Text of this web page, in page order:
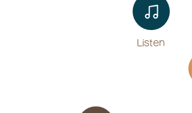
Listen​